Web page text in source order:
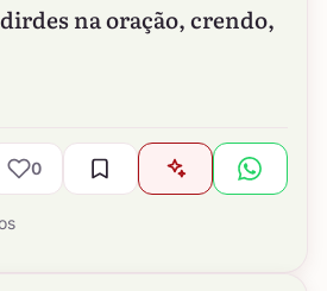
na oração, crendo,
0